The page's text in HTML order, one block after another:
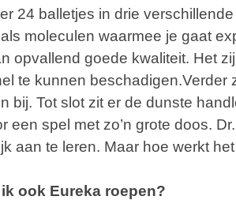
24 balletjes in drie
moleculen waarmee je gaat
opvallend goede kwaliteit. Het
te kunnen beschadigen.Verder
bij. Tot slot zit er de dunste
een spel met zo’n grote doos.
aan te leren. Maar hoe werkt
ook Eureka roepen?